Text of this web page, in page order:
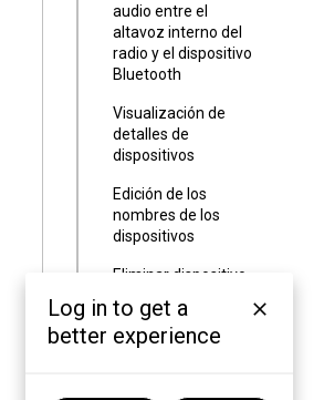
audio entre el
altavoz interno del
radio y el dispositivo
Bluetooth
Visualización de
detalles de
dispositivos
Edición de los
nombres de los
dispositivos
Eliminar dispositivo
Perfiles de
Bluetooth
Log in to get a
better experience